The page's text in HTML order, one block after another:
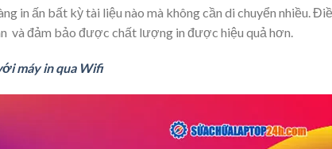
in ấn bất kỳ tài liệu nào mà không cần di chuyển nhiều.
và đảm bảo được chất lượng in được hiệu quả hơn.
máy in qua Wifi